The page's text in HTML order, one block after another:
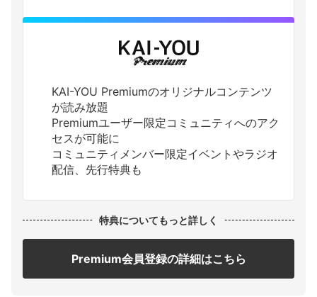
KAI-YOU Premiumのオリジナルコンテンツ
が読み放題
Premiumユーザー限定コミュニティへのアク
セスが可能に
コミュニティメンバー限定イベントやラジオ
配信、先行特典も
特典についてもっと詳しく
Premium会員登録の詳細はこちら